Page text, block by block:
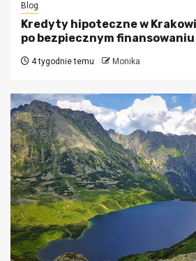
Blog
Kredyty hipoteczne w
po bezpiecznym
4 tygodnie temu Monika